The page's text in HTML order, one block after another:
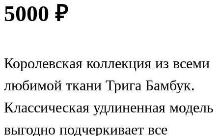
5000 ₽
Королевская коллекция из всеми
любимой ткани Трига Бамбук.
Классическая удлиненная модель
выгодно подчеркивает все